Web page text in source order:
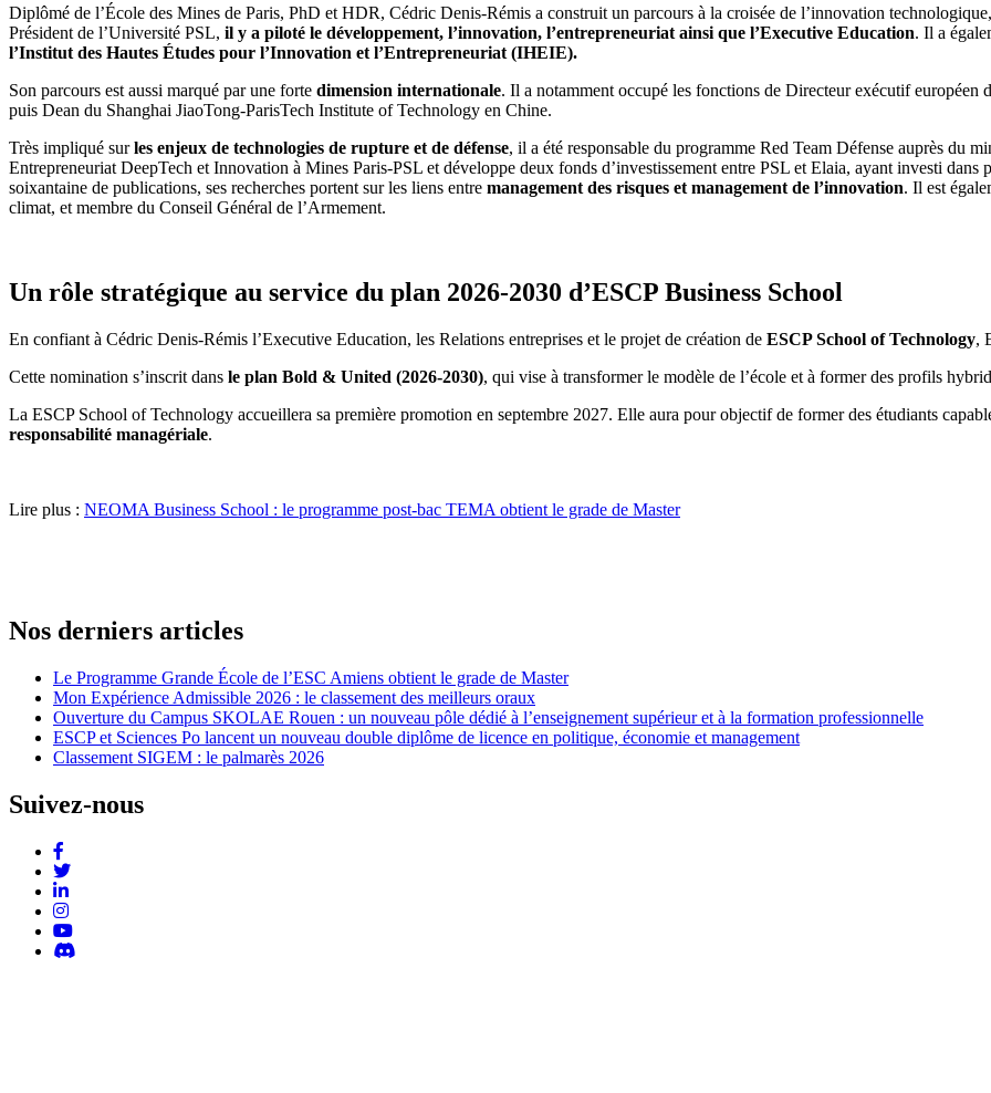
Diplômé de l’École des Mines de Paris, PhD et HDR, Cédric Denis-Rémis a construit un parcours à la croisée de l’innovation
Président de l’Université PSL, il y a piloté le développement, l’innovation, l’entrepreneuriat ainsi que l’Executive Education. Il a
l’Institut des Hautes Études pour l’Innovation et l’Entrepreneuriat (IHEIE).
Son parcours est aussi marqué par une forte dimension internationale. Il a notamment occupé les fonctions de Directeur exécutif
puis Dean du Shanghai JiaoTong-ParisTech Institute of Technology en Chine.
Très impliqué surles enjeux de technologies de rupture et de défense, il a été responsable du programme Red Team Défense auprès du
Entrepreneuriat DeepTech et Innovation à Mines Paris-PSL et développe deux fonds d’investissement entre PSL et Elaia, ayant investi dans
soixantaine de publications, ses recherches portent sur les liens entre management des risques et management de l’innovation. Il est
climat, et membre du Conseil Général de l’Armement.
Un rôle stratégique au service du plan 2026-2030 d’ESCP Business School
En confiant à Cédric Denis-Rémis l’Executive Education, les Relations entreprises et le projet de création de ESCP School of Technology,
Cette nomination s’inscrit dans le plan Bold & United (2026-2030), qui vise à transformer le modèle de l’école et à former des profils
La ESCP School of Technology accueillera sa première promotion en septembre 2027. Elle aura pour objectif de former des étudiants
responsabilité managériale.
Lire plus : NEOMA Business School : le programme post-bac TEMA obtient le grade de Master
Nos derniers articles
Le Programme Grande École de l’ESC Amiens obtient le grade de Master
Mon Expérience Admissible 2026 : le classement des meilleurs oraux
Ouverture du Campus SKOLAE Rouen : un nouveau pôle dédié à l’enseignement supérieur et à la formation professionnelle
ESCP et Sciences Po lancent un nouveau double diplôme de licence en politique, économie et management
Classement SIGEM : le palmarès 2026
Suivez-nous